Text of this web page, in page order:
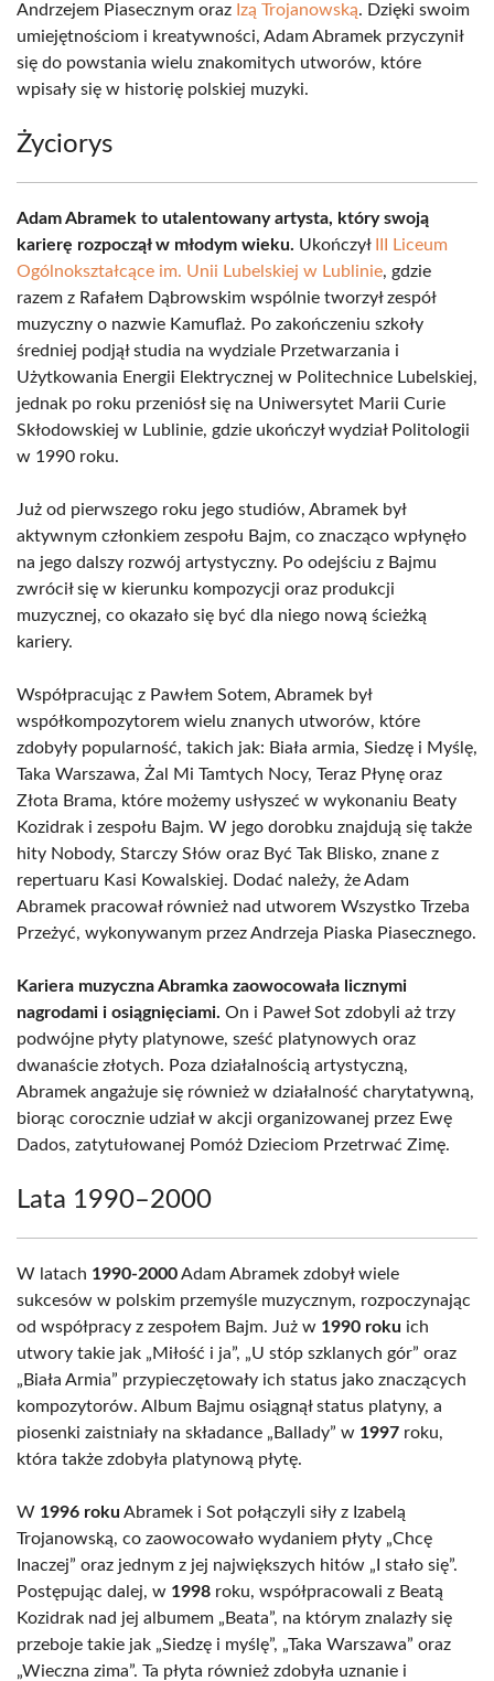
Andrzejem Piasecznym oraz Izą Trojanowską. Dzięki swoim
umiejętnościom i kreatywności, Adam Abramek przyczynił
się do powstania wielu znakomitych utworów, które
wpisały się w historię polskiej muzyki.
Życiorys
Adam Abramek to utalentowany artysta, który swoją
karierę rozpoczął w młodym wieku. Ukończył
III Liceum
Ogólnokształcące im. Unii Lubelskiej w Lublinie, gdzie
razem z Rafałem Dąbrowskim wspólnie tworzył zespół
muzyczny o nazwie Kamuflaż. Po zakończeniu szkoły
średniej podjął studia na wydziale Przetwarzania i
Użytkowania Energii Elektrycznej w Politechnice Lubelskiej,
jednak po roku przeniósł się na Uniwersytet Marii Curie
Skłodowskiej w Lublinie, gdzie ukończył wydział Politologii
w 1990 roku.
Już od pierwszego roku jego studiów, Abramek był
aktywnym członkiem zespołu Bajm, co znacząco wpłynęło
na jego dalszy rozwój artystyczny. Po odejściu z Bajmu
zwrócił się w kierunku kompozycji oraz produkcji
muzycznej, co okazało się być dla niego nową ścieżką
kariery.
Współpracując z Pawłem Sotem, Abramek był
współkompozytorem wielu znanych utworów, które
zdobyły popularność, takich jak: Biała armia, Siedzę i Myślę,
Taka Warszawa, Żal Mi Tamtych Nocy, Teraz Płynę oraz
Złota Brama, które możemy usłyszeć w wykonaniu Beaty
Kozidrak i zespołu Bajm. W jego dorobku znajdują się także
hity Nobody, Starczy Słów oraz Być Tak Blisko, znane z
repertuaru Kasi Kowalskiej. Dodać należy, że Adam
Abramek pracował również nad utworem Wszystko Trzeba
Przeżyć, wykonywanym przez Andrzeja Piaska Piasecznego.
Kariera muzyczna Abramka zaowocowała licznymi
nagrodami i osiągnięciami. On i Paweł Sot zdobyli aż trzy
podwójne płyty platynowe, sześć platynowych oraz
dwanaście złotych. Poza działalnością artystyczną,
Abramek angażuje się również w działalność charytatywną,
biorąc corocznie udział w akcji organizowanej przez Ewę
Dados, zatytułowanej Pomóż Dzieciom Przetrwać Zimę.
Lata 1990–2000
W latach 1990-2000Adam Abramek zdobył wiele
sukcesów w polskim przemyśle muzycznym, rozpoczynając
od współpracy z zespołem Bajm. Już w 1990 roku ich
utwory takie jak „Miłość i ja”, „U stóp szklanych gór” oraz
„Biała Armia” przypieczętowały ich status jako znaczących
kompozytorów. Album Bajmu osiągnął status platyny, a
piosenki zaistniały na składance „Ballady” w 1997 roku,
która także zdobyła platynową płytę.
W 1996 roku Abramek i Sot połączyli siły z Izabelą
Trojanowską, co zaowocowało wydaniem płyty „Chcę
Inaczej” oraz jednym z jej największych hitów „I stało się”.
Postępując dalej, w 1998 roku, współpracowali z Beatą
Kozidrak nad jej albumem „Beata”, na którym znalazły się
przeboje takie jak „Siedzę i myślę”, „Taka Warszawa” oraz
„Wieczna zima”. Ta płyta również zdobyła uznanie i